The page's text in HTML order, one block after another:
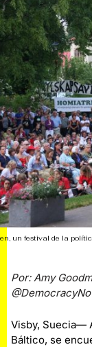
un festival de la
Por: Amy
Visby, Suecia—
Báltico, se